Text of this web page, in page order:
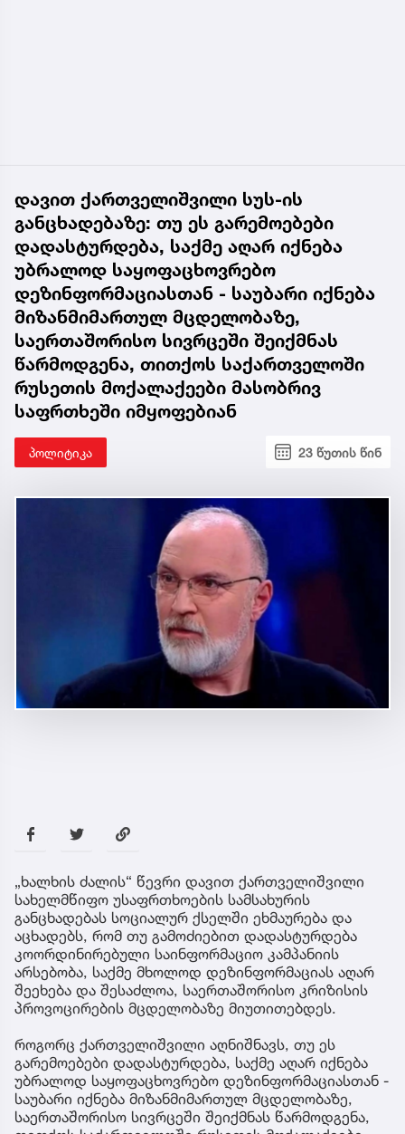
დავით ქართველიშვილი სუს-ის
განცხადებაზე: თუ ეს გარემოებები
დადასტურდება, საქმე აღარ იქნება
უბრალოდ საყოფაცხოვრებო
დეზინფორმაციასთან - საუბარი იქნება
მიზანმიმართულ მცდელობაზე,
საერთაშორისო სივრცეში შეიქმნას
წარმოდგენა, თითქოს საქართველოში
რუსეთის მოქალაქეები მასობრივ
საფრთხეში იმყოფებიან
პოლიტიკა 23 წუთის წინ
„ხალხის ძალის“ წევრი დავით ქართველიშვილი
სახელმწიფო უსაფრთხოების სამსახურის
განცხადებას სოციალურ ქსელში ეხმაურება და
აცხადებს, რომ თუ გამოძიებით დადასტურდება
კოორდინირებული საინფორმაციო კამპანიის
არსებობა, საქმე მხოლოდ დეზინფორმაციას აღარ
შეეხება და შესაძლოა, საერთაშორისო კრიზისის
პროვოცირების მცდელობაზე მიუთითებდეს.
როგორც ქართველიშვილი აღნიშნავს, თუ ეს
გარემოებები დადასტურდება, საქმე აღარ იქნება
უბრალოდ საყოფაცხოვრებო დეზინფორმაციასთან -
საუბარი იქნება მიზანმიმართულ მცდელობაზე,
საერთაშორისო სივრცეში შეიქმნას წარმოდგენა,